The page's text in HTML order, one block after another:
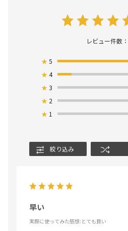
レビュー件数：
★5
★4
★3
★ 2
★ 1
絞り込み
早い
実際に使ってみた感想:とても良い